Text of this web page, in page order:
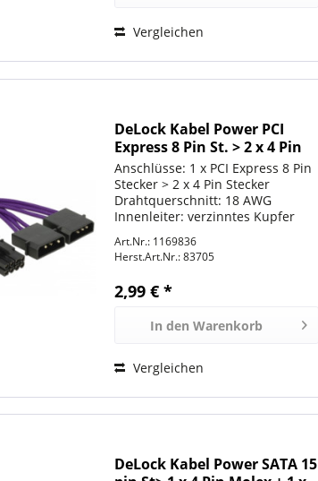
Vergleichen
DeLock Kabel Power PCI
Express 8 Pin St. > 2 x 4 Pin
St.
Anschlüsse: 1 x PCI Express 8 Pin
Stecker > 2 x 4 Pin Stecker
Drahtquerschnitt: 18 AWG
Innenleiter: verzinntes Kupfer
Kabel mit Textilummantelung
zum Schutz des Kabels Farbe:
schwarz...
Art.Nr.: 1169836
Herst.Art.Nr.:83705
2,99 € *
In den Warenkorb
Vergleichen
DeLock Kabel Power SATA 15